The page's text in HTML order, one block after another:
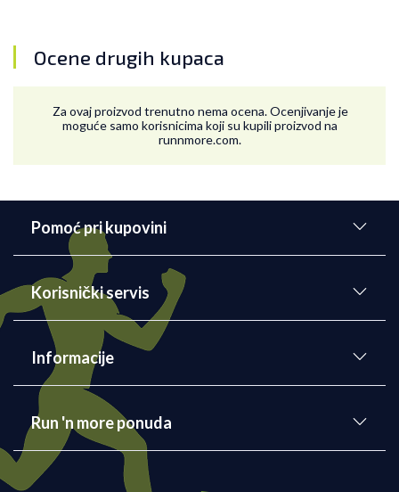
Ocene drugih kupaca
Za ovaj proizvod trenutno nema ocena. Ocenjivanje je
moguće samo korisnicima koji su kupili proizvod na
runnmore.com.
Pomoć pri kupovini
Korisnički servis
Informacije
Run 'n more ponuda